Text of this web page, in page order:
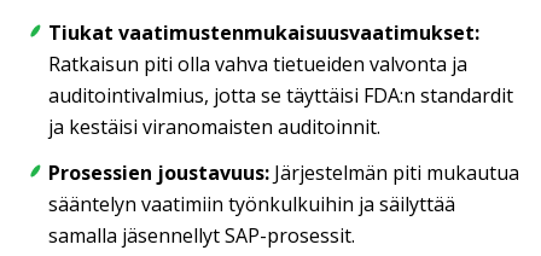
Tiukat vaatimustenmukaisuusvaatimukset:
Ratkaisun piti olla vahva tietueiden valvonta ja
auditointivalmius, jotta se täyttäisi FDA:n standardit
ja kestäisi viranomaisten auditoinnit.
Prosessien joustavuus: Järjestelmän piti mukautua
sääntelyn vaatimiin työnkulkuihin ja säilyttää
samalla jäsennellyt SAP-prosessit.